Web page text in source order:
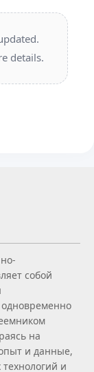
details.
собой
на
и данные,
и